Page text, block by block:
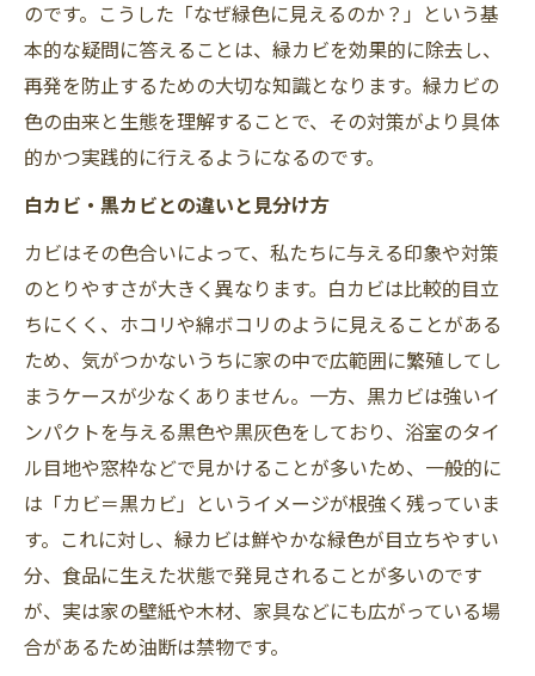
のです。こうした「なぜ緑色に見えるのか？」という基
本的な疑問に答えることは、緑カビを効果的に除去し、
再発を防止するための大切な知識となります。緑カビの
色の由来と生態を理解することで、その対策がより具体
的かつ実践的に行えるようになるのです。
白カビ・黒カビとの違いと見分け方
カビはその色合いによって、私たちに与える印象や対策
のとりやすさが大きく異なります。白カビは比較的目立
ちにくく、ホコリや綿ボコリのように見えることがある
ため、気がつかないうちに家の中で広範囲に繁殖してし
まうケースが少なくありません。一方、黒カビは強いイ
ンパクトを与える黒色や黒灰色をしており、浴室のタイ
ル目地や窓枠などで見かけることが多いため、一般的に
は「カビ＝黒カビ」というイメージが根強く残っていま
す。これに対し、緑カビは鮮やかな緑色が目立ちやすい
分、食品に生えた状態で発見されることが多いのです
が、実は家の壁紙や木材、家具などにも広がっている場
合があるため油断は禁物です。